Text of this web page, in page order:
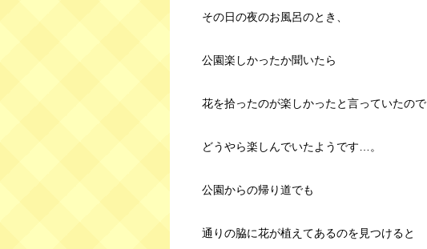
その日の夜のお風呂のとき、
公園楽しかったか聞いたら
花を拾ったのが楽しかったと言っていたので
どうやら楽しんでいたようです…。
公園からの帰り道でも
通りの脇に花が植えてあるのを見つけると